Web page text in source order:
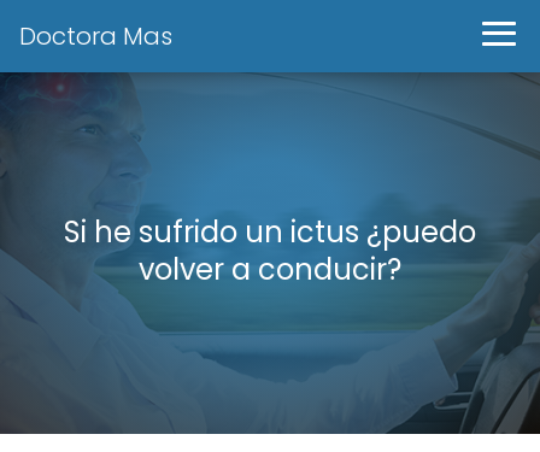
Doctora Mas
Si he sufrido un ictus ¿puedo
volver a conducir?